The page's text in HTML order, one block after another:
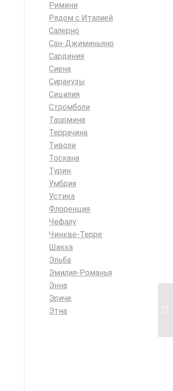
Римини
Рядом с Италией
Салерно
Сан-Джиминьяно
Сардиния
Сиена
Сиракузы
Сицилия
Стромболи
Таормина
Террачина
Тиволи
Тоскана
Турин
Умбрия
Устика
Флоренция
Чефалу
Чинкве-Терре
Шакка
Эльба
Эмилия-Романья
Энна
Эриче
Этна